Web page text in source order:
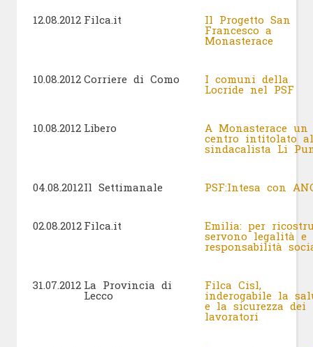
12.08.2012 Filca.it Il Progetto San
Francesco a
Monasterace
10.08.2012 Corriere di Como I comuni della
Locride nel PSF
10.08.2012 Libero A Monasterace un
centro intitolato al
sindacalista Li
04.08.2012Il Settimanale PSF:Intesa con
02.08.2012 Filca.it Emilia: per
servono legalità e
responsabilità
31.07.2012 La Provincia di
Lecco
Filca Cisl,
inderogabile la
e la sicurezza dei
lavoratori